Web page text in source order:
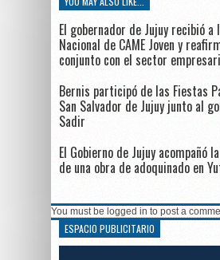
El gobernador de Jujuy recibió a
Nacional de CAME Joven y
conjunto con el sector
Bernis participó de las Fiestas
San Salvador de Jujuy junto al
Sadir
El Gobierno de Jujuy acompañó
de una obra de adoquinado en
You must be logged in to post a
ESPACIO PUBLICITARIO